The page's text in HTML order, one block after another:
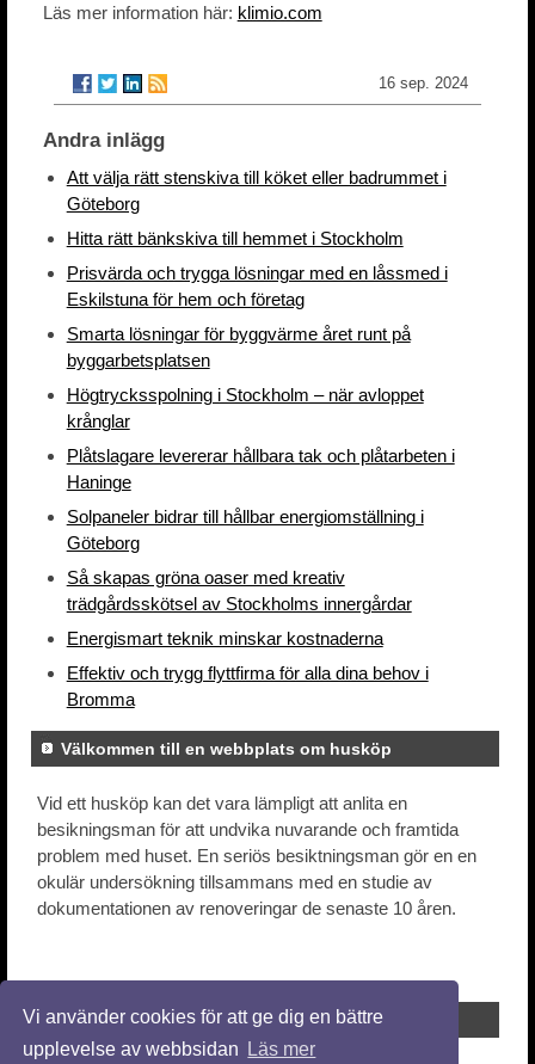
Vi använder cookies för att ge dig en bättre
upplevelse av webbsidan
Läs mer
Läs mer information här: klimio.com
16 sep. 2024
Andra inlägg
Att välja rätt stenskiva till köket eller badrummet i
Göteborg
Hitta rätt bänkskiva till hemmet i Stockholm
Prisvärda och trygga lösningar med en låssmed i
Eskilstuna för hem och företag
Smarta lösningar för byggvärme året runt på
byggarbetsplatsen
Högtrycksspolning i Stockholm – när avloppet
krånglar
Plåtslagare levererar hållbara tak och plåtarbeten i
Haninge
Solpaneler bidrar till hållbar energiomställning i
Göteborg
Så skapas gröna oaser med kreativ
trädgårdsskötsel av Stockholms innergårdar
Energismart teknik minskar kostnaderna
Effektiv och trygg flyttfirma för alla dina behov i
Bromma
Välkommen till en webbplats om husköp
Vid ett husköp kan det vara lämpligt att anlita en
besikningsman för att undvika nuvarande och framtida
problem med huset. En seriös besiktningsman gör en en
okulär undersökning tillsammans med en studie av
dokumentationen av renoveringar de senaste 10 åren.